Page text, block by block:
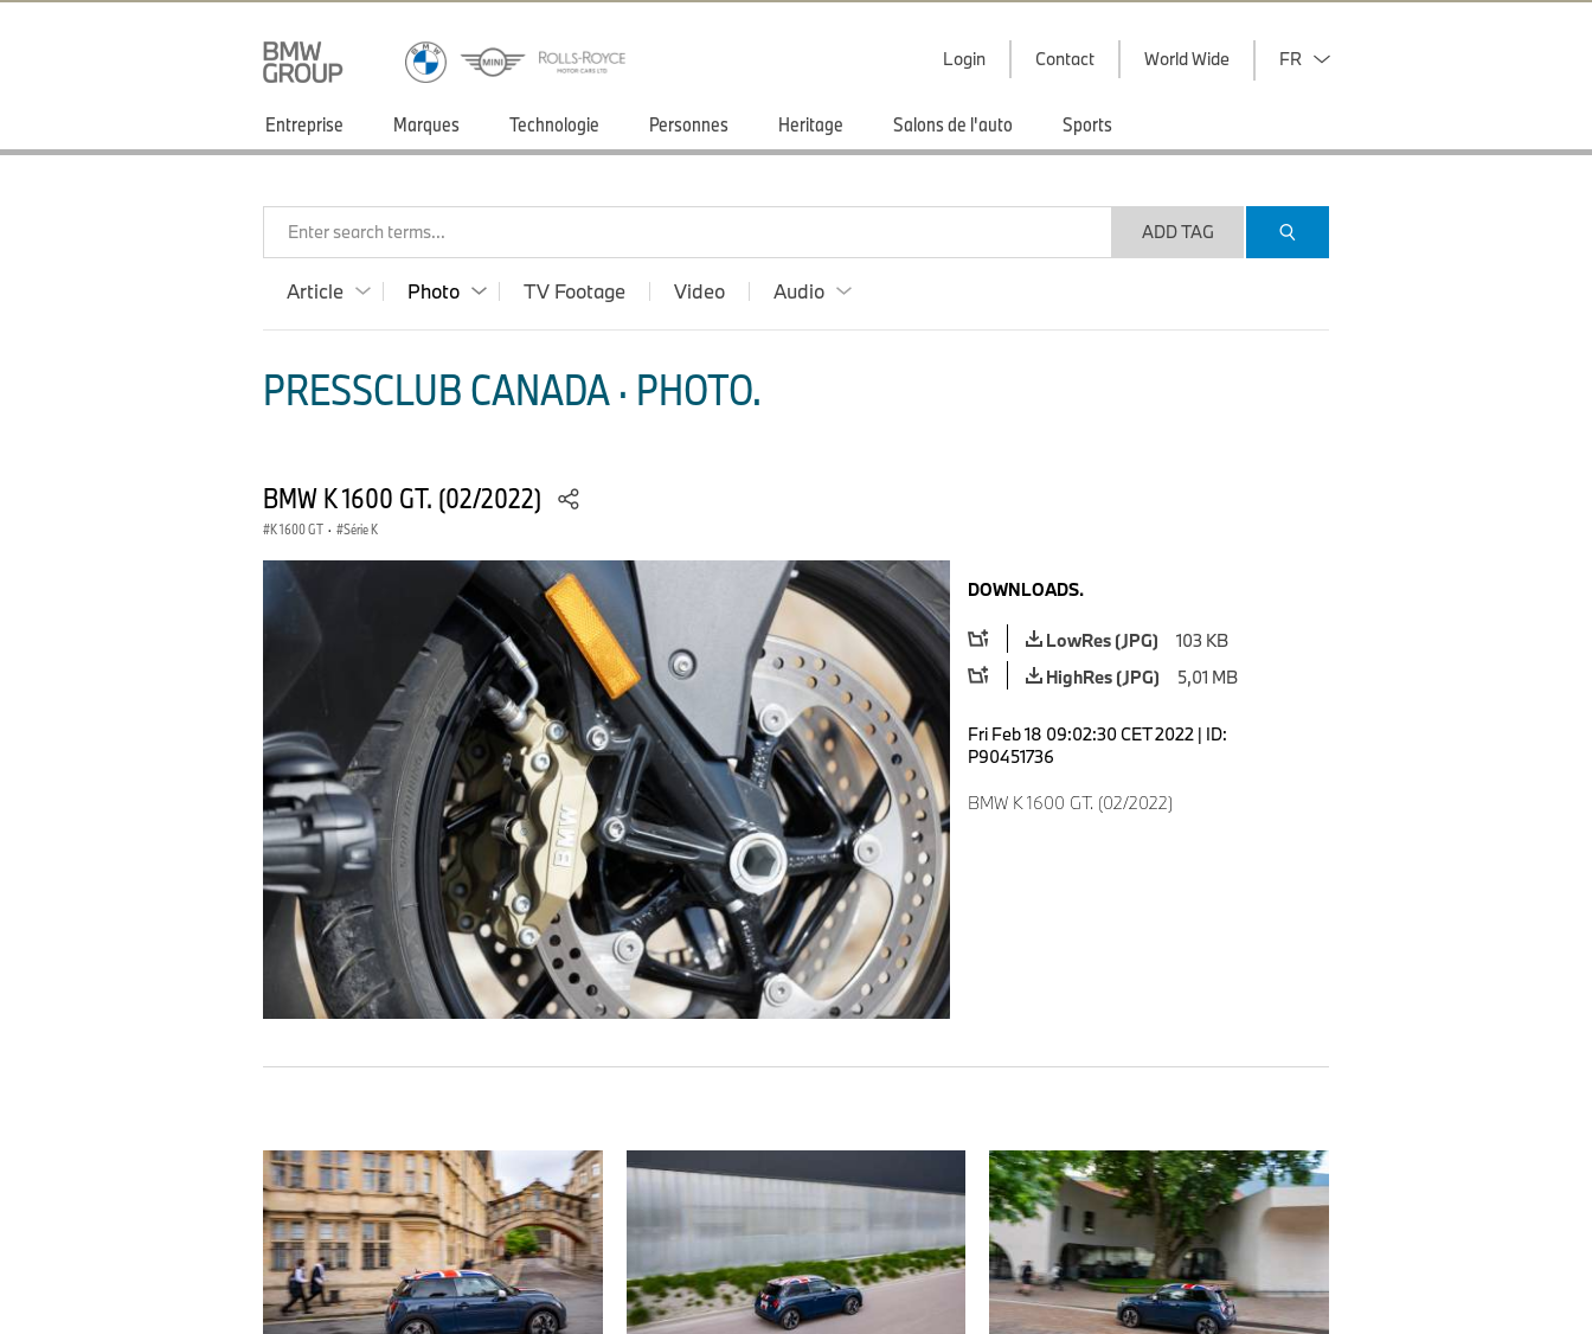
Login Contact World Wide FR
Entreprise Marques Technologie Personnes Heritage Salons de l'auto Sports
Enter search terms... ADD TAG
Article Photo TV Footage Video Audio
PRESSCLUB CANADA · PHOTO.
BMW K 1600 GT. (02/2022)
K 1600 GT · Série K
DOWNLOADS.
LowRes (JPG)
103 KB
HighRes (JPG)
5,01 MB
Fri Feb 18 09:02:30 CET 2022 | ID:
P90451736
BMW K 1600 GT. (02/2022)